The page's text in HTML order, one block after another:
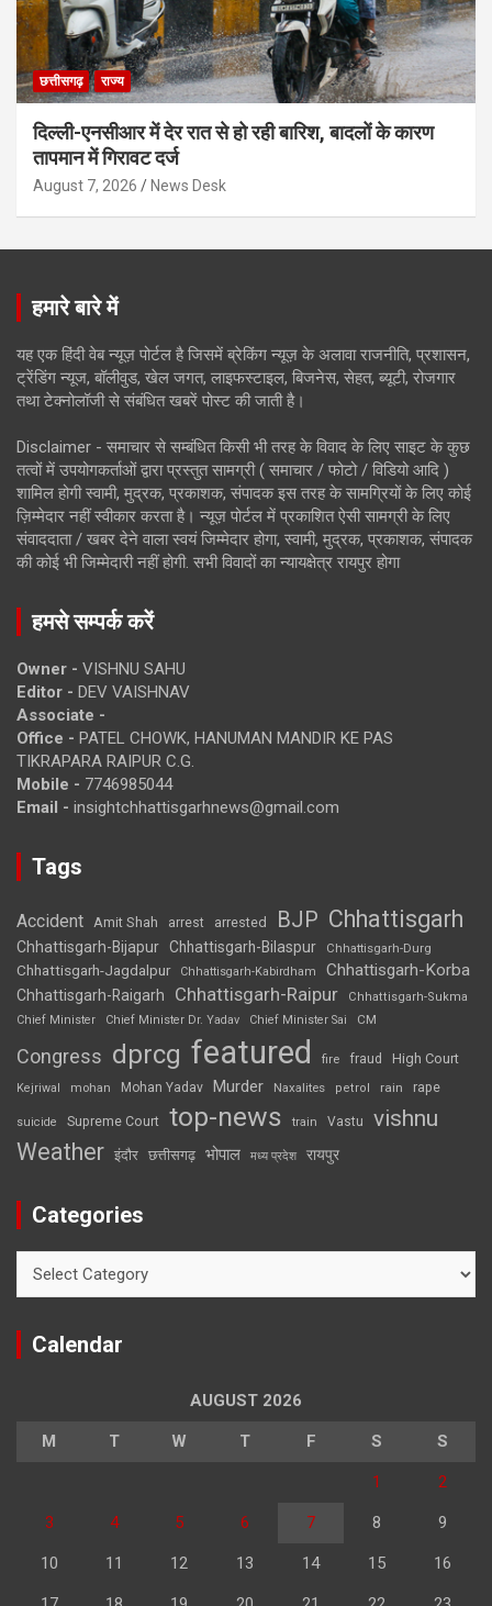
छत्तीसगढ़ राज्य
दिल्ली-एनसीआर में देर रात से हो रही बारिश, बादलों के कारण
तापमान में गिरावट दर्ज
August 7, 2026 News Desk
हमारे बारे में
यह एक हिंदी वेब न्यूज़ पोर्टल है जिसमें ब्रेकिंग न्यूज़ के अलावा राजनीति, प्रशासन,
ट्रेंडिंग न्यूज, बॉलीवुड, खेल जगत, लाइफस्टाइल, बिजनेस, सेहत, ब्यूटी, रोजगार
तथा टेक्नोलॉजी से संबंधित खबरें पोस्ट की जाती है।
Disclaimer - समाचार से सम्बंधित किसी भी तरह के विवाद के लिए साइट के कुछ
तत्वों में उपयोगकर्ताओं द्वारा प्रस्तुत सामग्री ( समाचार / फोटो / विडियो आदि )
शामिल होगी स्वामी, मुद्रक, प्रकाशक, संपादक इस तरह के सामग्रियों के लिए कोई
ज़िम्मेदार नहीं स्वीकार करता है। न्यूज़ पोर्टल में प्रकाशित ऐसी सामग्री के लिए
संवाददाता / खबर देने वाला स्वयं जिम्मेदार होगा, स्वामी, मुद्रक, प्रकाशक, संपादक
की कोई भी जिम्मेदारी नहीं होगी. सभी विवादों का न्यायक्षेत्र रायपुर होगा
हमसे सम्पर्क करें
Owner - VISHNU SAHU
Editor - DEV VAISHNAV
Associate -
Office - PATEL CHOWK, HANUMAN MANDIR KE PAS
TIKRAPARA RAIPUR C.G.
Mobile - 7746985044
Email - insightchhattisgarhnews@gmail.com
Tags
Accident Amit Shah arrest arrested BJP Chhattisgarh
Chhattisgarh-Bijapur Chhattisgarh-Bilaspur Chhattisgarh-Durg
Chhattisgarh-Jagdalpur Chhattisgarh-Kabirdham Chhattisgarh-Korba
Chhattisgarh-Raigarh Chhattisgarh-Raipur
Chhattisgarh-Sukma
Chief Minister
Chief Minister Dr. Yadav Chief Minister Sai CM
Congress dprcg featured fire fraud High Court
Kejriwal mohan Mohan Yadav Murder Naxalites petrol rain rape
suicide Supreme Court top-news train Vastu vishnu
Weather इंदौर छत्तीसगढ़ भोपाल मध्य प्रदेश रायपुर
Categories
Calendar
AUGUST 2026
M T W T F S S
1 2
3 4 5 6 7 8 9
10 11 12 13 14 15 16